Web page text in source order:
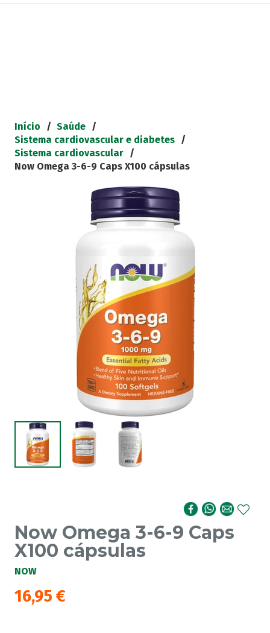
Início / Saúde /
Sistema cardiovascular e diabetes /
Sistema cardiovascular /
Now Omega 3-6-9 Caps X100 cápsulas
Now Omega 3-6-9 Caps
X100 cápsulas
NOW
16,95 €